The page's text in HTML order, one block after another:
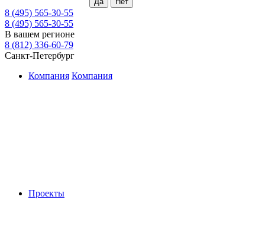
8 (495) 565-30-55
8 (495) 565-30-55
В вашем регионе
8 (812) 336-60-79
Санкт-Петербург
Компания Компания
Проекты